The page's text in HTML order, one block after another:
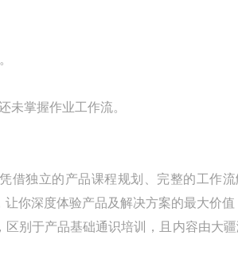
未掌握作业工作流。
借独立的产品课程规划、完整的工作
你深度体验产品及解决方案的最大价值
别于产品基础通识培训，且内容由大